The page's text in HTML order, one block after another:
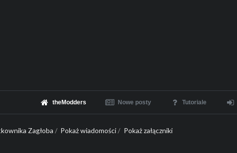
theModders Nowe posty Tutoriale
Zagłoba / Pokaż wiadomości/ Pokaż załączniki